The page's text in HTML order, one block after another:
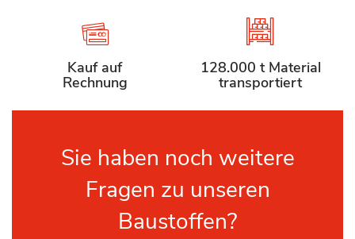
Kauf auf
Rechnung
128.000 t Material
transportiert
Sie haben noch weitere
Fragen zu unseren
Baustoffen?